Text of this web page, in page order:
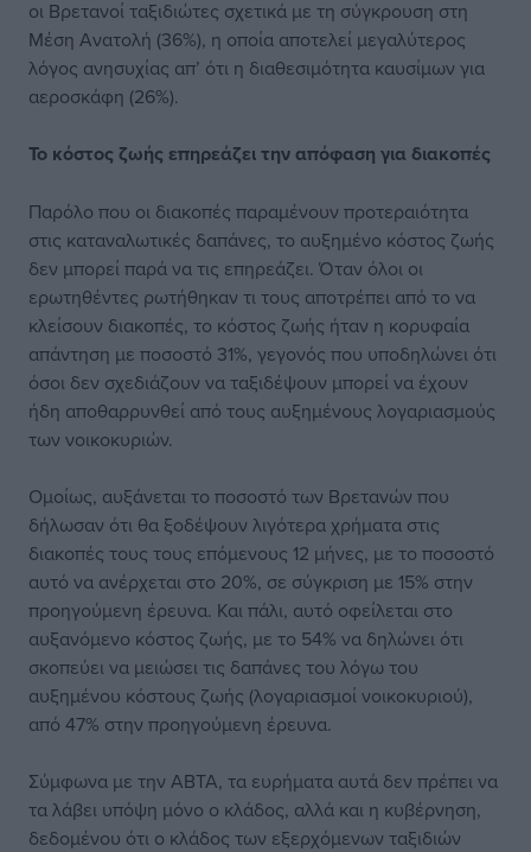
οι Βρετανοί ταξιδιώτες σχετικά με τη σύγκρουση στη
Μέση Ανατολή (36%), η οποία αποτελεί μεγαλύτερος
λόγος ανησυχίας απ’ ότι η διαθεσιμότητα καυσίμων για
αεροσκάφη (26%).
Το κόστος ζωής επηρεάζει την απόφαση για διακοπές
Παρόλο που οι διακοπές παραμένουν προτεραιότητα
στις καταναλωτικές δαπάνες, το αυξημένο κόστος ζωής
δεν μπορεί παρά να τις επηρεάζει. Όταν όλοι οι
ερωτηθέντες ρωτήθηκαν τι τους αποτρέπει από το να
κλείσουν διακοπές, το κόστος ζωής ήταν η κορυφαία
απάντηση με ποσοστό 31%, γεγονός που υποδηλώνει ότι
όσοι δεν σχεδιάζουν να ταξιδέψουν μπορεί να έχουν
ήδη αποθαρρυνθεί από τους αυξημένους λογαριασμούς
των νοικοκυριών.
Ομοίως, αυξάνεται το ποσοστό των Βρετανών που
δήλωσαν ότι θα ξοδέψουν λιγότερα χρήματα στις
διακοπές τους τους επόμενους 12 μήνες, με το ποσοστό
αυτό να ανέρχεται στο 20%, σε σύγκριση με 15% στην
προηγούμενη έρευνα. Και πάλι, αυτό οφείλεται στο
αυξανόμενο κόστος ζωής, με το 54% να δηλώνει ότι
σκοπεύει να μειώσει τις δαπάνες του λόγω του
αυξημένου κόστους ζωής (λογαριασμοί νοικοκυριού),
από 47% στην προηγούμενη έρευνα.
Σύμφωνα με την ABTA, τα ευρήματα αυτά δεν πρέπει να
τα λάβει υπόψη μόνο ο κλάδος, αλλά και η κυβέρνηση,
δεδομένου ότι ο κλάδος των εξερχόμενων ταξιδιών